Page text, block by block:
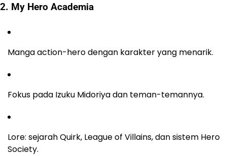
2. My Hero Academia
Manga action-hero dengan karakter yang menarik.
Fokus pada Izuku Midoriya dan teman-temannya.
Lore: sejarah Quirk, League of Villains, dan sistem Hero
Society.